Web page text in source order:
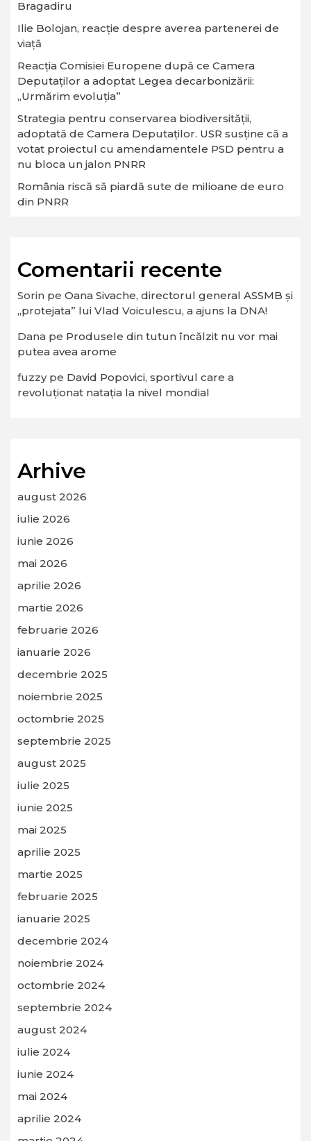
Bragadiru
Ilie Bolojan, reacție despre averea partenerei de
viață
Reacția Comisiei Europene după ce Camera
Deputaților a adoptat Legea decarbonizării:
„Urmărim evoluția”
Strategia pentru conservarea biodiversităţii,
adoptată de Camera Deputaţilor. USR susține că a
votat proiectul cu amendamentele PSD pentru a
nu bloca un jalon PNRR
România riscă să piardă sute de milioane de euro
din PNRR
Comentarii recente
Sorin pe Oana Sivache, directorul general ASSMB și
„protejata” lui Vlad Voiculescu, a ajuns la DNA!
Dana pe Produsele din tutun încălzit nu vor mai
putea avea arome
fuzzype David Popovici, sportivul care a
revoluționat natația la nivel mondial
Arhive
august 2026
iulie 2026
iunie 2026
mai 2026
aprilie 2026
martie 2026
februarie 2026
ianuarie 2026
decembrie 2025
noiembrie 2025
octombrie 2025
septembrie 2025
august 2025
iulie 2025
iunie 2025
mai 2025
aprilie 2025
martie 2025
februarie 2025
ianuarie 2025
decembrie 2024
noiembrie 2024
octombrie 2024
septembrie 2024
august 2024
iulie 2024
iunie 2024
mai 2024
aprilie 2024